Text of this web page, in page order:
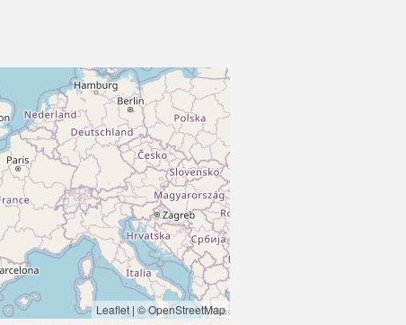
Leaflet | © OpenStreetMap